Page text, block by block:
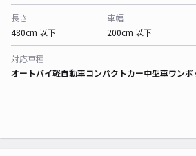
長さ
480cm 以下
車幅
200cm 以下
対応車種
オートバイ軽自動車コンパクトカー中型車ワンボ